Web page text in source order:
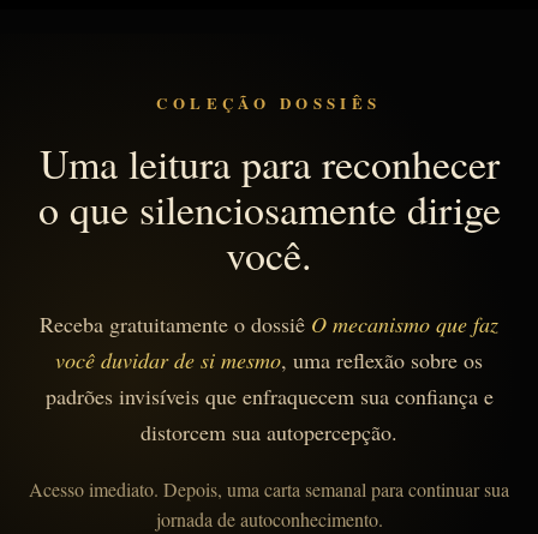
COLEÇÃO DOSSIÊS
Uma leitura para reconhecer
o que silenciosamente dirige
você.
Receba gratuitamente o dossiê O mecanismo que faz
você duvidar de si mesmo, uma reflexão sobre os
padrões invisíveis que enfraquecem sua confiança e
distorcem sua autopercepção.
Acesso imediato. Depois, uma carta semanal para continuar sua
jornada de autoconhecimento.